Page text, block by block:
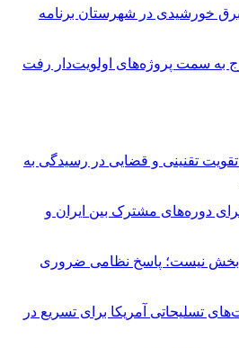
۶۰ مگاوات برق خورشیدی در شهرستان برنامه
به سمت پروژه‌های اولویت‌دار رفت
تقویت تقنینی و قضایی در رسیدگی به
دوره‌های مشترک بین ایران و
نیست؛ پاسخ نظامی ضروری
تسلیحاتی آمریکا برای تسریع در